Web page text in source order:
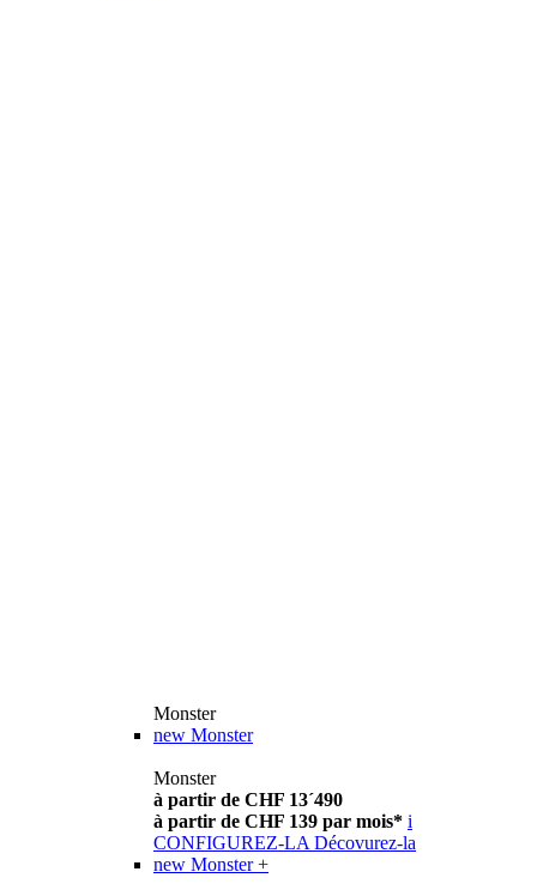
Monster
new Monster
Monster
à partir de CHF 13´490
à partir de CHF 139 par mois* i
CONFIGUREZ-LA Décovurez-la
new Monster +